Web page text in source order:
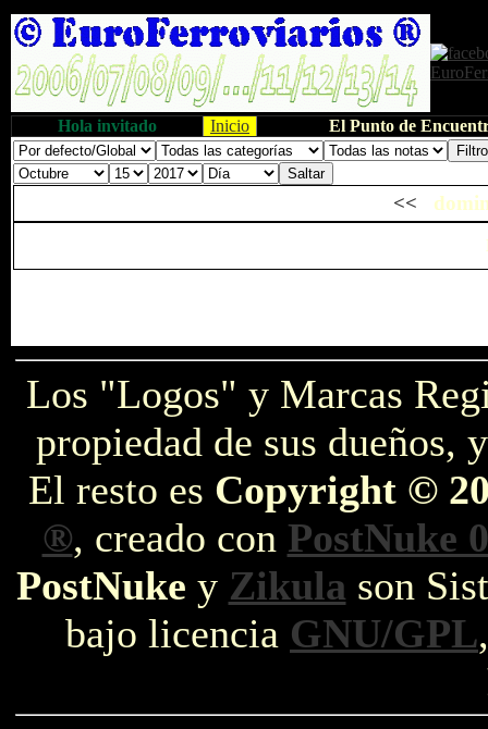
Hola invitado Inicio El Punto de
<<
Los "Logos" y Marcas
propiedad de sus dueños,
El resto es Copyright ©
®, creado con PostNuke
PostNuke y Zikula son
bajo licencia GNU/GPL